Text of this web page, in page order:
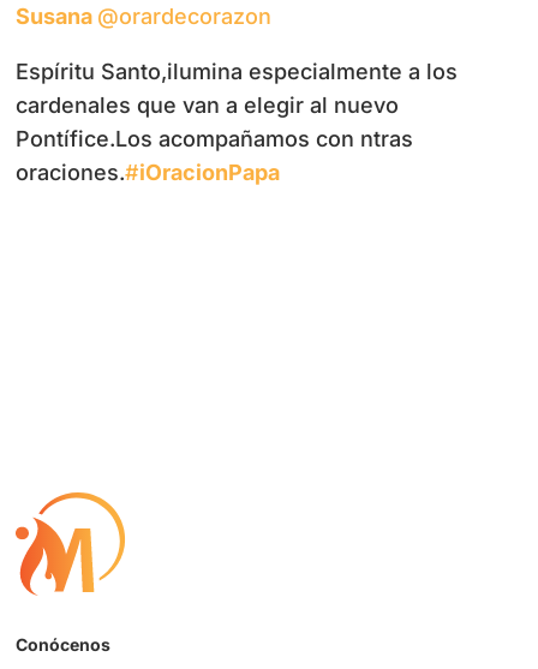
Susana ‏@orardecorazon
Espíritu Santo,ilumina especialmente a los
cardenales que van a elegir al nuevo
Pontífice.Los acompañamos con ntras
oraciones.#iOracionPapa
Conócenos